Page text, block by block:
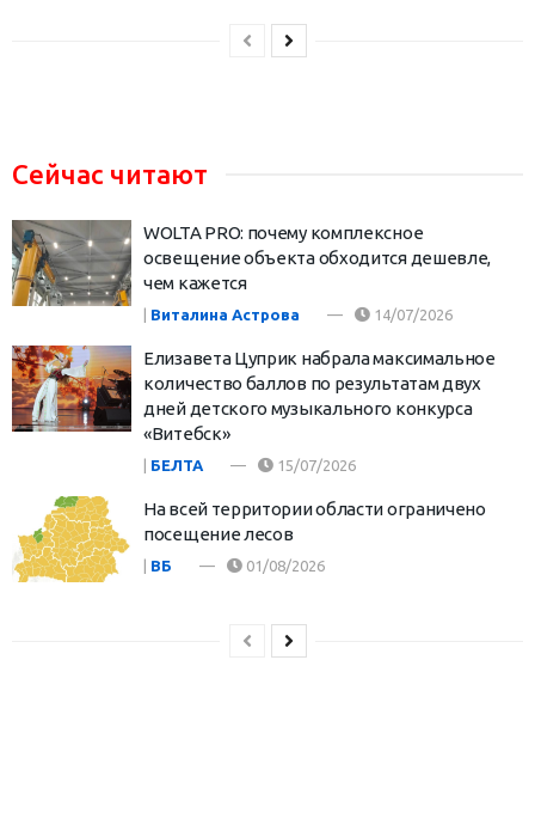
Сейчас читают
WOLTA PRO: почему комплексное
освещение объекта обходится дешевле,
чем кажется
Виталина Астрова 14/07/2026
Елизавета Цуприк набрала максимальное
количество баллов по результатам двух
дней детского музыкального конкурса
«Витебск»
БЕЛТА 15/07/2026
На всей территории области ограничено
посещение лесов
ВБ 01/08/2026